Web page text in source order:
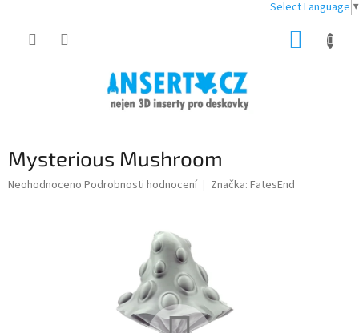
Select Language ▼
Mysterious Mushroom
Průměrné
Neohodnoceno Podrobnosti hodnocení Značka: FatesEnd